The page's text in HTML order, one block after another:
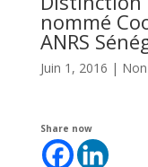
nommé
ANRS
Juin 1, 2016 |
Share now